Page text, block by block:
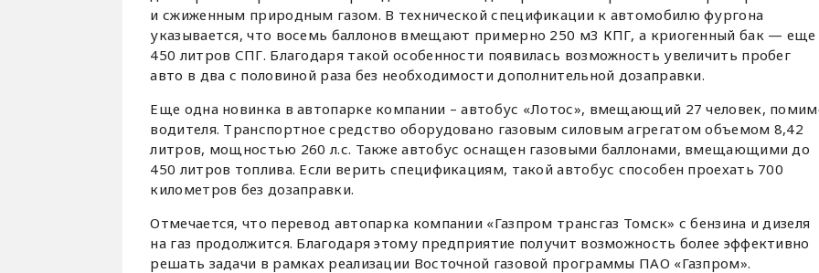
и сжиженным природным газом. В технической спецификации к автомобилю фургона
указывается, что восемь баллонов вмещают примерно 250 м3 КПГ, а криогенный бак — еще
450 литров СПГ. Благодаря такой особенности появилась возможность увеличить пробег
авто в два с половиной раза без необходимости дополнительной дозаправки.
Еще одна новинка в автопарке компании – автобус «Лотос», вмещающий 27 человек,
водителя. Транспортное средство оборудовано газовым силовым агрегатом объемом 8,42
литров, мощностью 260 л.с. Также автобус оснащен газовыми баллонами, вмещающими до
450 литров топлива. Если верить спецификациям, такой автобус способен проехать 700
километров без дозаправки.
Отмечается, что перевод автопарка компании «Газпром трансгаз Томск» с бензина и дизеля
на газ продолжится. Благодаря этому предприятие получит возможность более эффективно
решать задачи в рамках реализации Восточной газовой программы ПАО «Газпром».